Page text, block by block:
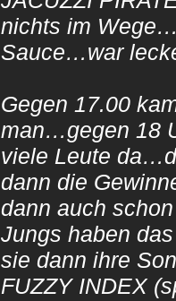
nichts im
Sauce…war
Gegen 17.00
man…gegen 18
viele Leute
dann die
dann auch
Jungs haben
sie dann ihre
FUZZY INDEX